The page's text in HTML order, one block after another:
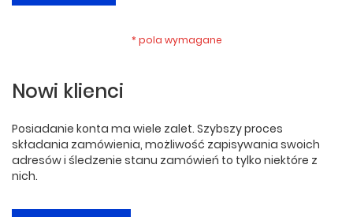
Nowi klienci
Posiadanie konta ma wiele zalet. Szybszy proces
składania zamówienia, możliwość zapisywania swoich
adresów i śledzenie stanu zamówień to tylko niektóre z
nich.